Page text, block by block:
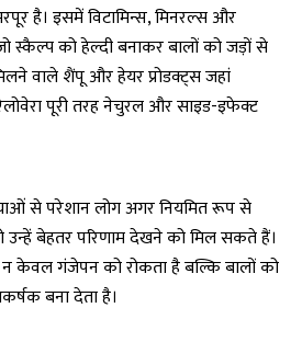
है। इसमें विटामिन्स, मिनरल्स और
स्कैल्प को हेल्दी बनाकर बालों को जड़ों से
वाले शैंपू और हेयर प्रोडक्ट्स जहां
पूरी तरह नेचुरल और साइड-इफेक्ट
से परेशान लोग अगर नियमित रूप से
उन्हें बेहतर परिणाम देखने को मिल सकते हैं।
केवल गंजेपन को रोकता है बल्कि बालों को
बना देता है।